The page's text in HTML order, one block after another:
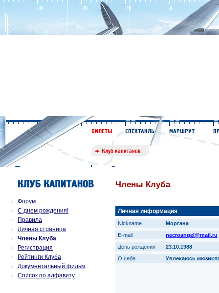
Форум
С днем рождения!
Правила
Личная страница
Члены Клуба
Регистрация
Рейтинги Клуба
Документальный фильм
Список по алфавиту
Члены Клуба
Личная информация
Nickname
Моргана
E-mail
necroangel@mail.ru
День рождения
23.10.1988
О себе
Увлекаюсь